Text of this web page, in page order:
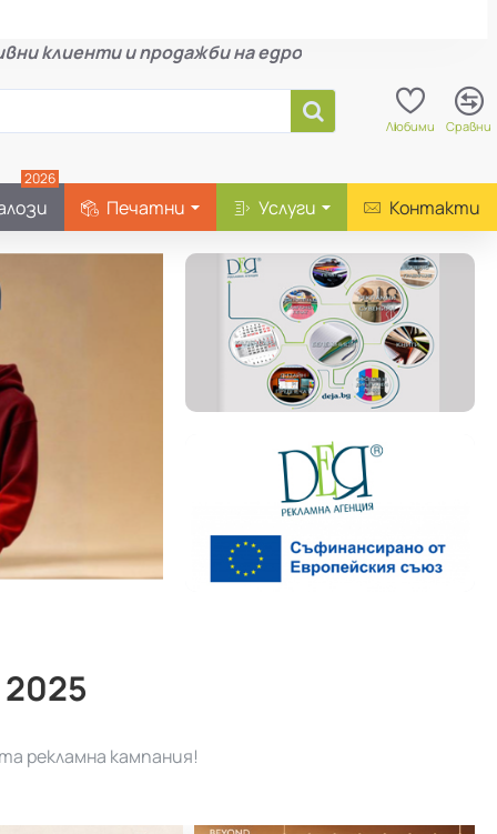
клиенти и продажби на едро
Любими Сравни
2026
Печатни Услуги Контакти
рекламна кампания!